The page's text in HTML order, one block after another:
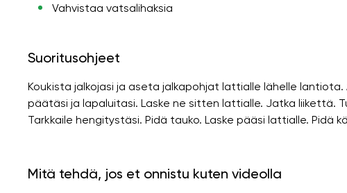
Vahvistaa vatsalihaksia
Suoritusohjeet
Koukista jalkojasi ja aseta jalkapohjat lattialle lähelle
päätäsi ja lapaluitasi. Laske ne sitten lattialle. Jatka liikettä.
Tarkkaile hengitystäsi. Pidä tauko. Laske pääsi lattialle. Pidä
Mitä tehdä, jos et onnistu kuten videolla